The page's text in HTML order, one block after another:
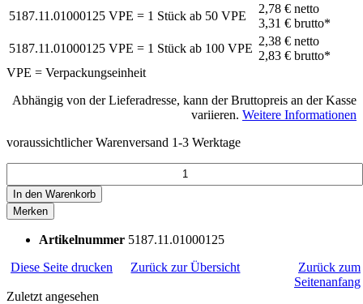
5187.11.01000125 VPE = 1 Stück ab 50 VPE
2,78 €netto
3,31 €brutto*
5187.11.01000125 VPE = 1 Stück ab 100 VPE
2,38 €netto
2,83 €brutto*
VPE = Verpackungseinheit
Abhängig von der Lieferadresse, kann der Bruttopreis an der Kasse
variieren. Weitere Informationen
voraussichtlicher Warenversand 1-3 Werktage
In den Warenkorb
Merken
Artikelnummer 5187.11.01000125
Diese Seite drucken
Zurück zur Übersicht
Zurück zum
Seitenanfang
Zuletzt angesehen